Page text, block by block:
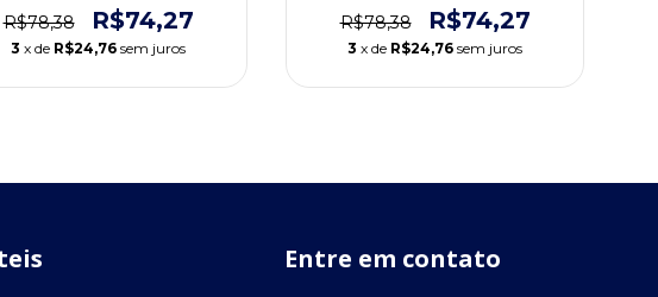
R$78,38 R$74,27
3 x de R$24,76 sem juros
R$78,38 R$74,27
3 x de R$24,76 sem juros
Entre em contato